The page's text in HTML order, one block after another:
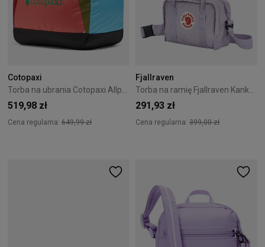
Cotopaxi
519,98 zł
Cena regularna: 649,99 zł
Fjallraven
291,93 zł
Cena regularna: 399,00 zł